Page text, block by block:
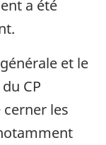
a été
et le
CP
les